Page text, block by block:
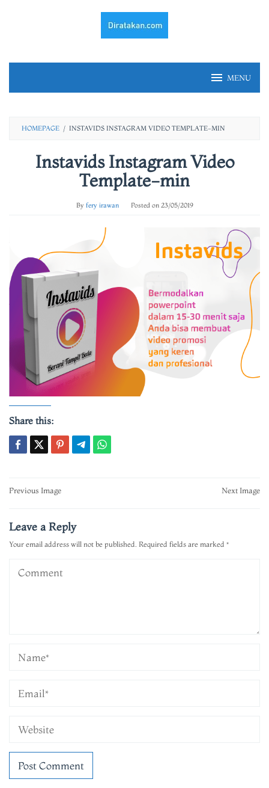
MENU
HOMEPAGE / INSTAVIDS INSTAGRAM VIDEO TEMPLATE-MIN
Instavids Instagram Video
Template-min
By fery irawan Posted on 23/05/2019
Share this:
Post
Previous Image Next Image
Leave a Reply
Your email address will not be published. Required fields are marked *